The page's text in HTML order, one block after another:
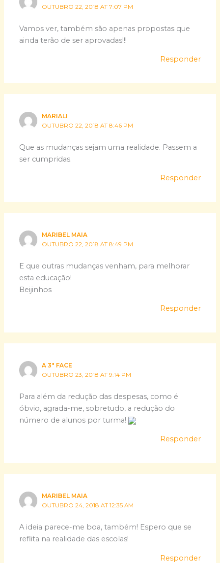
OUTUBRO 22, 2018 AT 7:07 PM
Vamos ver, também são apenas propostas que
ainda terão de ser aprovadas!!!
Responder
MARIALI
OUTUBRO 22, 2018 AT 8:46 PM
Que as mudanças sejam uma realidade. Passem a
ser cumpridas.
Responder
MARIBEL MAIA
OUTUBRO 22, 2018 AT 8:49 PM
E que outras mudanças venham, para melhorar
esta educação!
Beijinhos
Responder
A 3ª FACE
OUTUBRO 23, 2018 AT 9:14 PM
Para além da redução das despesas, como é
óbvio, agrada-me, sobretudo, a redução do
número de alunos por turma!
Responder
MARIBEL MAIA
OUTUBRO 24, 2018 AT 12:35 AM
A ideia parece-me boa, também! Espero que se
reflita na realidade das escolas!
Responder